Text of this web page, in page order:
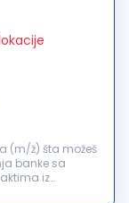
(m/ž) šta možeš
iz